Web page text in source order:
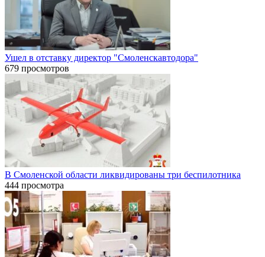
Ушел в отставку директор "Смоленскавтодора"
679 просмотров
В Смоленской области ликвидированы три беспилотника
444 просмотра